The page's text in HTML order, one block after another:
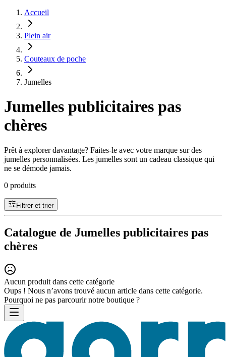
Accueil
Plein air
Couteaux de poche
Jumelles
Jumelles publicitaires pas
chères
Prêt à explorer davantage? Faites-le avec votre marque sur des
jumelles personnalisées. Les jumelles sont un cadeau classique qui
ne se démode jamais.
0 produits
Filtrer et trier
Catalogue de Jumelles publicitaires pas
chères
Aucun produit dans cette catégorie
Oups ! Nous n’avons trouvé aucun article dans cette catégorie.
Pourquoi ne pas parcourir notre boutique ?